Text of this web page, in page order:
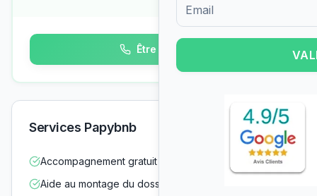
Être rappelé
Services Papybnb
Accompagnement gratuit dans vos démarches
Aide au montage du dossier d'admission
Formulaire d'inscription pour